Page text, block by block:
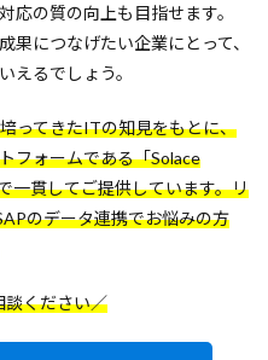
応の質の向上も目指せます。
果につなげたい企業にとって、
えるでしょう。
ってきたITの知見をもとに、
フォームである「Solace
一貫してご提供しています。リ
のデータ連携でお悩みの方
談ください／